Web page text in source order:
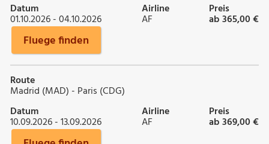
Datum
01.10.2026 - 04.10.2026
Airline
AF
Preis
ab 365,00 €
Fluege finden
Route
Madrid (MAD) - Paris (CDG)
Datum
10.09.2026 - 13.09.2026
Airline
AF
Preis
ab 369,00 €